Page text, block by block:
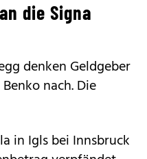
die Signa
denken Geldgeber
nach. Die
in Igls bei Innsbruck